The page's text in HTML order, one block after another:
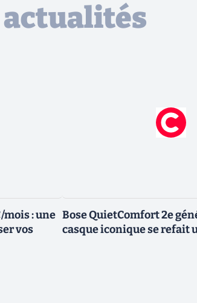
mois : une
vos
Bose QuietComfort 2e
casque iconique se refait